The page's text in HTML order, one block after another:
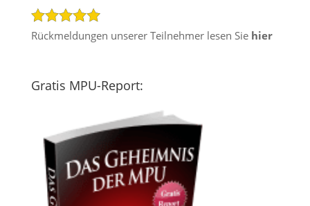
Rückmeldungen unserer Teilnehmer lesen Sie hier
Gratis MPU-Report: